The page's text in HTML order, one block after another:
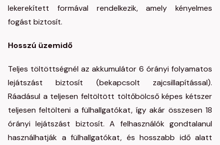
lekerekített formával rendelkezik, amely kényelmes
fogást biztosít.
Hosszú üzemidő
Teljes töltöttségnél az akkumulátor 6 órányi folyamatos
lejátszást biztosít (bekapcsolt zajcsillapítással).
Ráadásul a teljesen feltöltött töltőbölcső képes kétszer
teljesen feltölteni a fülhallgatókat, így akár összesen 18
órányi lejátszást biztosít. A felhasználók gondtalanul
használhatják a fülhallgatókat, és hosszabb idő alatt